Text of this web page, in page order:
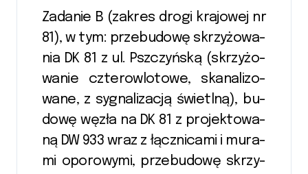
Za­danie B (za­kres drogi kra­jo­wej nr
81), w tym: przebu­do­wę skrzy­żo­wa­
nia DK 81 z ul. Psz­czyń­ską (skrzy­żo­
wa­nie czte­row­lotowe, ska­nali­zo­
wane, z sy­gna­li­zacją świetl­ną), bu­
do­wę węzła na DK 81 z pro­jek­towa­
ną DW 933 wraz z łącz­ni­ca­mi i mu­ra­
mi o­porowy­mi, przebu­do­wę skrzy­